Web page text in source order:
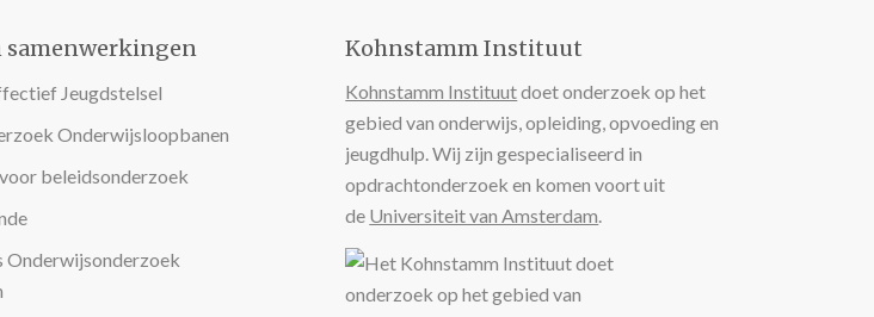
samenwerkingen
Jeugdstelsel
Onderwijsloopbanen
beleidsonderzoek
Onderwijsonderzoek
Kohnstamm Instituut
Kohnstamm Instituutdoet onderzoek op het
gebied van onderwijs, opleiding, opvoeding en
jeugdhulp. Wij zijn gespecialiseerd in
opdrachtonderzoek en komen voort uit
de Universiteit van Amsterdam.